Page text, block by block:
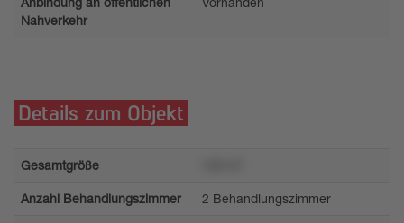
Nahverkehr
Details zum Objekt
Gesamtgröße
Anzahl Behandlungszimmer 2 Behandlungszimmer